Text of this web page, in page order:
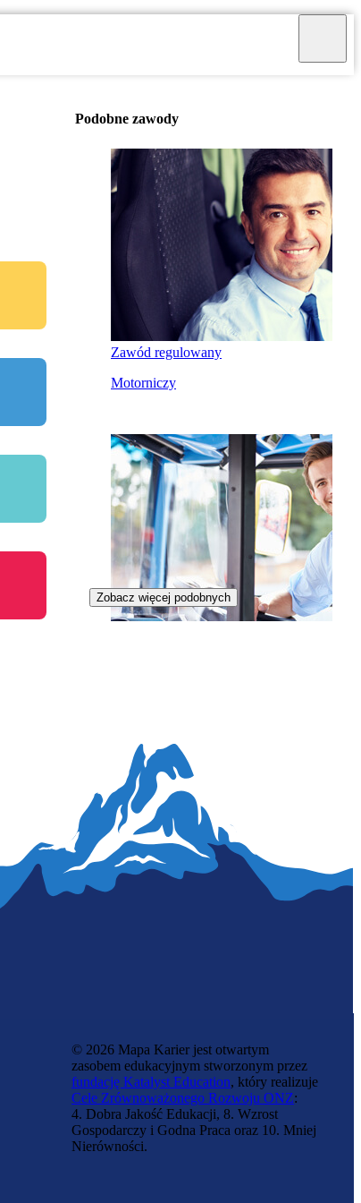
Podobne zawody
Zawód regulowany
Motorniczy
Zobacz więcej podobnych
© 2026 Mapa Karier jest otwartym
zasobem edukacyjnym stworzonym przez
fundację Katalyst Education, który realizuje
Cele Zrównoważonego Rozwoju ONZ:
4. Dobra Jakość Edukacji, 8. Wzrost
Gospodarczy i Godna Praca oraz 10. Mniej
Nierówności.